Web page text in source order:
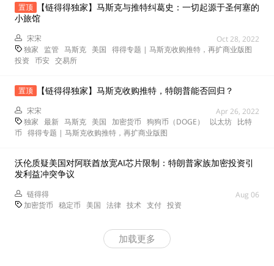
置顶
【链得得独家】马斯克与推特纠葛史：一切起源于圣何塞的
小旅馆
宋宋
Oct 28, 2022
独家
监管 马斯克 美国 得得专题 | 马斯克收购推特，再扩商业版图
投资 币安 交易所
置顶 【链得得独家】马斯克收购推特，特朗普能否回归？
宋宋
Apr 26, 2022
独家 最新 马斯克 美国 加密货币 狗狗币（DOGE） 以太坊 比特
币 得得专题 | 马斯克收购推特，再扩商业版图
沃伦质疑美国对阿联酋放宽AI芯片限制：特朗普家族加密投资引
发利益冲突争议
链得得
Aug 06
加密货币 稳定币 美国 法律 技术 支付 投资
加载更多